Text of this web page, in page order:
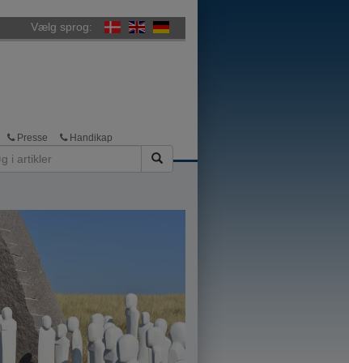
Vælg sprog:
Presse Handikap